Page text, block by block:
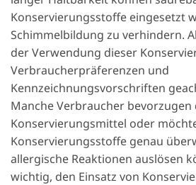
Konservierungsstoffe eingesetzt
Schimmelbildung zu verhindern.
der Verwendung dieser
Verbraucherpräferenzen und
Kennzeichnungsvorschriften
Manche Verbraucher bevorzugen
Konservierungsmittel oder
Konservierungsstoffe genau
allergische Reaktionen auslösen
wichtig, den Einsatz von